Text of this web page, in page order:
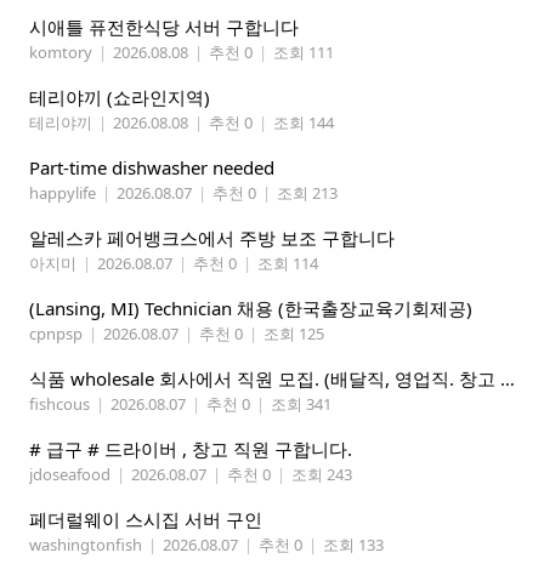
시애틀 퓨전한식당 서버 구합니다
komtory | 2026.08.08 | 추천 0 | 조회 111
테리야끼 (쇼라인지역)
테리야끼 | 2026.08.08 | 추천 0 | 조회 144
Part-time dishwasher needed
happylife | 2026.08.07 | 추천 0 | 조회 213
알레스카 페어뱅크스에서 주방 보조 구합니다
아지미 | 2026.08.07 | 추천 0 | 조회 114
(Lansing, MI) Technician 채용 (한국출장교육기회제공)
cpnpsp | 2026.08.07 | 추천 0 | 조회 125
식품 wholesale 회사에서 직원 모집. (배달직, 영업직. 창고 관리직)
fishcous | 2026.08.07 | 추천 0 | 조회 341
# 급구 # 드라이버 , 창고 직원 구합니다.
jdoseafood | 2026.08.07 | 추천 0 | 조회 243
페더럴웨이 스시집 서버 구인
washingtonfish | 2026.08.07 | 추천 0 | 조회 133